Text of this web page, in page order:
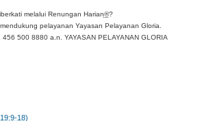
melalui Renungan Harian®?
pelayanan Yayasan Pelayanan Gloria.
500 8880 a.n. YAYASAN PELAYANAN GLORIA
18)